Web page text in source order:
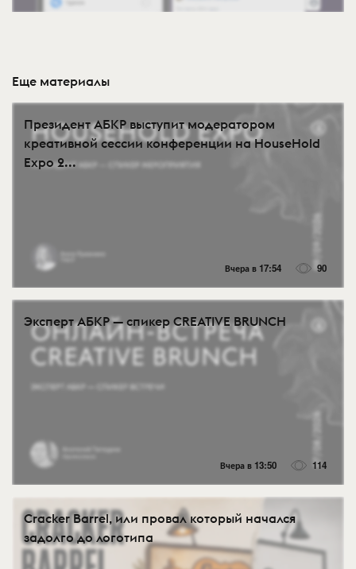
Еще материалы
Президент АБКР выступит модератором
креативной сессии конференции на HouseHold
Expo 2...
Вчера в 17:54 90
Эксперт АБКР — спикер CREATIVE BRUNCH
Вчера в 13:50 114
Cracker Barrel, или провал который начался
задолго до логотипа